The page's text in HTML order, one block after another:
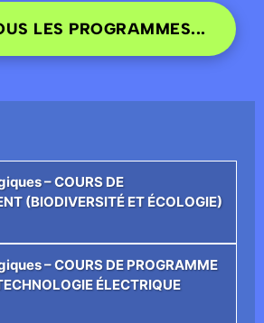
LES PROGRAMMES...
– COURS DE
(BIODIVERSITÉ ET ÉCOLOGIE)
– COURS DE PROGRAMME
ÉLECTRIQUE